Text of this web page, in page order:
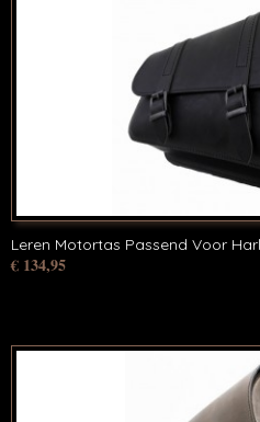
Leren Motortas Passend Voor
€ 134,95